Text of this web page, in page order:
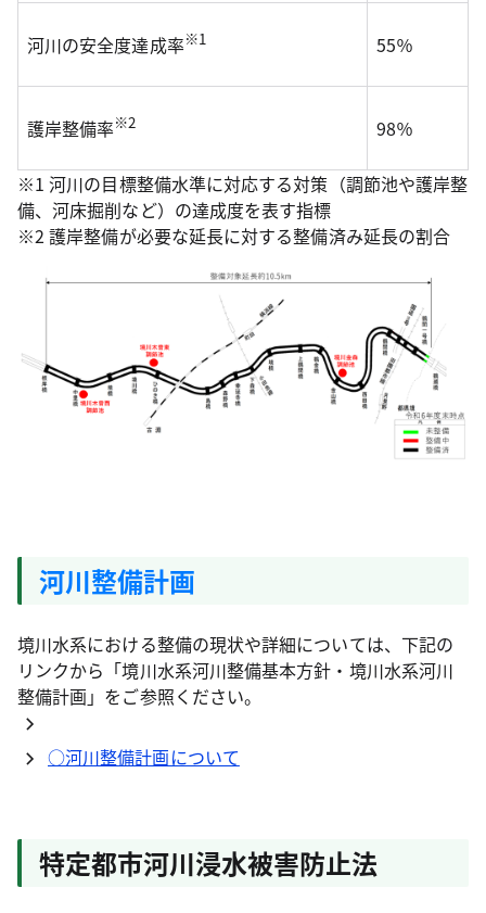
河川の安全度達成率※1 55％
護岸整備率※2 98％
※1 河川の目標整備水準に対応する対策（調節池や護岸整
備、河床掘削など）の達成度を表す指標
※2 護岸整備が必要な延長に対する整備済み延長の割合
河川整備計画
境川水系における整備の現状や詳細については、下記の
リンクから「境川水系河川整備基本方針・境川水系河川
整備計画」をご参照ください。
○河川整備計画について
特定都市河川浸水被害防止法